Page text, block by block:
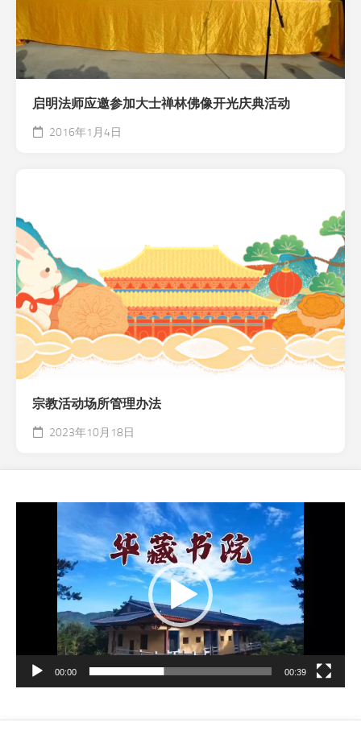
启明法师应邀参加大士禅林佛像开光庆典活动
2016年1月4日
宗教活动场所管理办法
2023年10月18日
00:00 00:39